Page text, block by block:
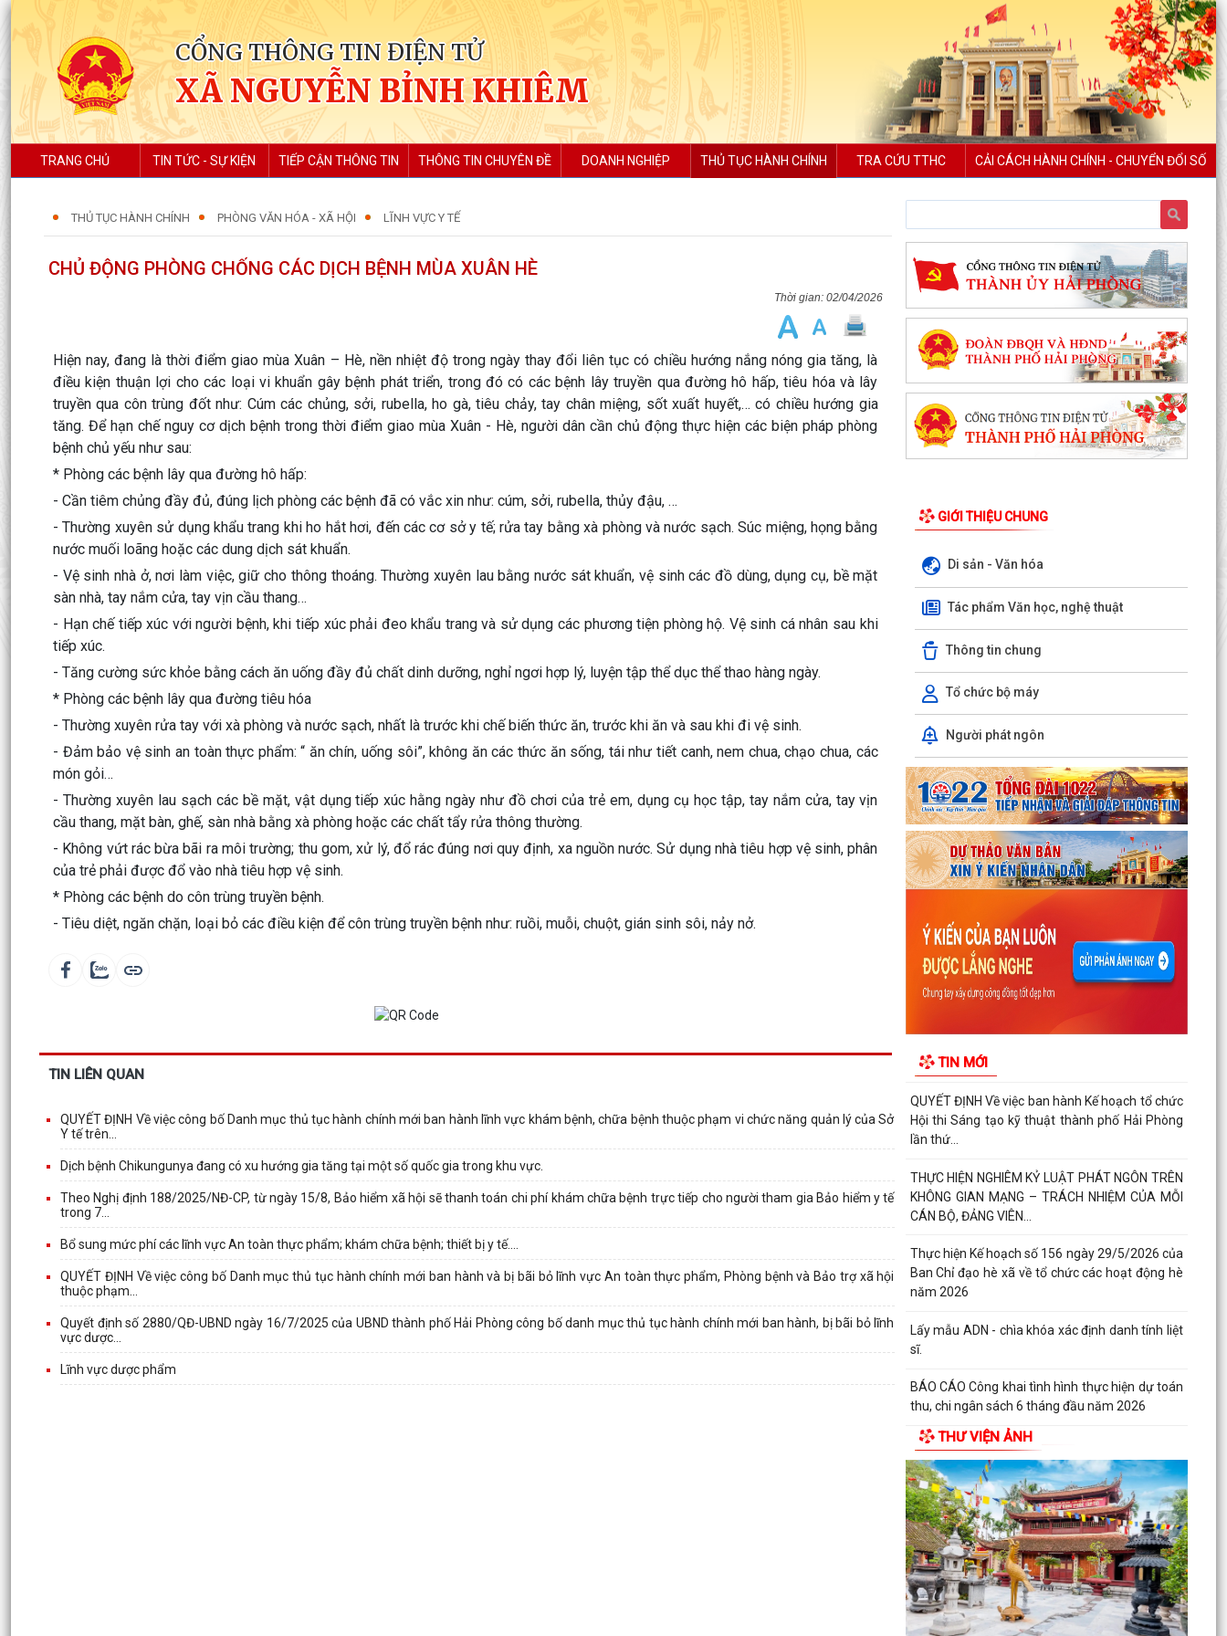
CỔNG THÔNG TIN ĐIỆN TỬ
XÃ NGUYỄN BỈNH KHIÊM
TRANG CHỦ TIN TỨC - SỰ KIỆN TIẾP CẬN THÔNG TIN THÔNG TIN CHUYÊN ĐỀ DOANH NGHIỆP THỦ TỤC HÀNH CHÍNH TRA CỨU TTHC CẢI CÁCH HÀNH CHÍNH - CHUYỂN ĐỔI SỐ
THỦ TỤC HÀNH CHÍNH PHÒNG VĂN HÓA - XÃ HỘI LĨNH VỰC Y TẾ
CHỦ ĐỘNG PHÒNG CHỐNG CÁC DỊCH BỆNH MÙA XUÂN HÈ
02/04/2026
Hiện nay, đang là thời điểm giao mùa Xuân – Hè, nền nhiệt độ trong ngày thay đổi liên tục có chiều hướng nắng nóng gia tăng, là
điều kiện thuận lợi cho các loại vi khuẩn gây bệnh phát triển, trong đó có các bệnh lây truyền qua đường hô hấp, tiêu hóa và lây
truyền qua côn trùng đốt như: Cúm các chủng, sởi, rubella, ho gà, tiêu chảy, tay chân miệng, sốt xuất huyết,… có chiều hướng gia
tăng. Để hạn chế nguy cơ dịch bệnh trong thời điểm giao mùa Xuân - Hè, người dân cần chủ động thực hiện các biện pháp phòng
bệnh chủ yếu như sau:
* Phòng các bệnh lây qua đường hô hấp:
- Cần tiêm chủng đầy đủ, đúng lịch phòng các bệnh đã có vắc xin như: cúm, sởi, rubella, thủy đậu, …
- Thường xuyên sử dụng khẩu trang khi ho hắt hơi, đến các cơ sở y tế; rửa tay bằng xà phòng và nước sạch. Súc miệng, họng bằng
nước muối loãng hoặc các dung dịch sát khuẩn.
- Vệ sinh nhà ở, nơi làm việc, giữ cho thông thoáng. Thường xuyên lau bằng nước sát khuẩn, vệ sinh các đồ dùng, dụng cụ, bề mặt
sàn nhà, tay nắm cửa, tay vịn cầu thang…
- Hạn chế tiếp xúc với người bệnh, khi tiếp xúc phải đeo khẩu trang và sử dụng các phương tiện phòng hộ. Vệ sinh cá nhân sau khi
tiếp xúc.
- Tăng cường sức khỏe bằng cách ăn uống đầy đủ chất dinh dưỡng, nghỉ ngơi hợp lý, luyện tập thể dục thể thao hàng ngày.
* Phòng các bệnh lây qua đường tiêu hóa
- Thường xuyên rửa tay với xà phòng và nước sạch, nhất là trước khi chế biến thức ăn, trước khi ăn và sau khi đi vệ sinh.
- Đảm bảo vệ sinh an toàn thực phẩm: “ ăn chín, uống sôi”, không ăn các thức ăn sống, tái như tiết canh, nem chua, chạo chua, các
món gỏi…
- Thường xuyên lau sạch các bề mặt, vật dụng tiếp xúc hằng ngày như đồ chơi của trẻ em, dụng cụ học tập, tay nắm cửa, tay vịn
cầu thang, mặt bàn, ghế, sàn nhà bằng xà phòng hoặc các chất tẩy rửa thông thường.
- Không vứt rác bừa bãi ra môi trường; thu gom, xử lý, đổ rác đúng nơi quy định, xa nguồn nước. Sử dụng nhà tiêu hợp vệ sinh, phân
của trẻ phải được đổ vào nhà tiêu hợp vệ sinh.
* Phòng các bệnh do côn trùng truyền bệnh.
- Tiêu diệt, ngăn chặn, loại bỏ các điều kiện để côn trùng truyền bệnh như: ruồi, muỗi, chuột, gián sinh sôi, nảy nở.
TIN LIÊN QUAN
QUYẾT ĐỊNH Về việc công bố Danh mục thủ tục hành chính mới ban hành lĩnh vực khám bệnh, chữa bệnh thuộc phạm vi chức năng quản lý của Sở
Y tế trên...
Dịch bệnh Chikungunya đang có xu hướng gia tăng tại một số quốc gia trong khu vực.
Theo Nghị định 188/2025/NĐ-CP, từ ngày 15/8, Bảo hiểm xã hội sẽ thanh toán chi phí khám chữa bệnh trực tiếp cho người tham gia Bảo hiểm y tế
trong 7...
Bổ sung mức phí các lĩnh vực An toàn thực phẩm; khám chữa bệnh; thiết bị y tế....
QUYẾT ĐỊNH Về việc công bố Danh mục thủ tục hành chính mới ban hành và bị bãi bỏ lĩnh vực An toàn thực phẩm, Phòng bệnh và Bảo trợ xã hội
thuộc phạm...
Quyết định số 2880/QĐ-UBND ngày 16/7/2025 của UBND thành phố Hải Phòng công bố danh mục thủ tục hành chính mới ban hành, bị bãi bỏ lĩnh
vực dược...
Lĩnh vực dược phẩm
GIỚI THIỆU CHUNG
Di sản - Văn hóa
Tác phẩm Văn học, nghệ thuật
Thông tin chung
Tổ chức bộ máy
Người phát ngôn
TIN MỚI
ỦY BAN NHÂN DÂN XÃ NGUYỄN BỈNH KHIÊM
TUYÊN TRUYỀN, HƯỚNG DẪN NGƯỜI DÂN
CHUYỂN ĐỔI THIẾT BỊ, SIM...
KẾ HOẠCH Triển khai tuyển chọn thực tập sinh
nữ đi thực tập kỹ thuật tại Nhật Bản Đợt II năm
2026
Kỷ niệm 79 năm Ngày Thương binh - Liệt sĩ (27-
7-1947 – 27-7-2026)
KHẢO SÁT, THĂM DÒ Ý KIẾN SAU 01 NĂM THỰC
HIỆN MÔ HÌNH CHÍNH QUYỀN ĐỊA PHƯƠNG 02
CẤP
Xã Nguyễn Bỉnh Khiêm công bố quyết định
các công trình,...
QUYẾT ĐỊNH Về việc ban hành Kế hoạch tổ chức
Hội thi Sáng tạo kỹ thuật thành phố Hải Phòng
lần thứ...
THỰC HIỆN NGHIÊM KỶ LUẬT PHÁT NGÔN TRÊN
KHÔNG GIAN MẠNG – TRÁCH NHIỆM CỦA MỖI
CÁN BỘ, ĐẢNG VIÊN...
Thực hiện Kế hoạch số 156 ngày 29/5/2026 của
Ban Chỉ đạo hè xã về tổ chức các hoạt động hè
năm 2026
Lấy mẫu ADN - chìa khóa xác định danh tính liệt
sĩ.
BÁO CÁO Công khai tình hình thực hiện dự toán
thu, chi ngân sách 6 tháng đầu năm 2026
CHỦ ĐỘNG ỨNG PHÓ BÃO SỐ 1 – BẢO VỆ SẢN
XUẤT LÚA VỤ MÙA 2026
ĐẠI BIỂU HỘI ĐỒNG NHÂN DÂN KHÓA II, NHIỆM
KỲ 2026 -2031 TIẾP XÚC CỬ TRI CHUẨN BỊ KỲ
HỌP THƯỜNG LỆ...
Công điện phòng chống bão số 1 (Bão
MAYSAK) và mưa lũ sau bão
THƯ VIỆN ẢNH